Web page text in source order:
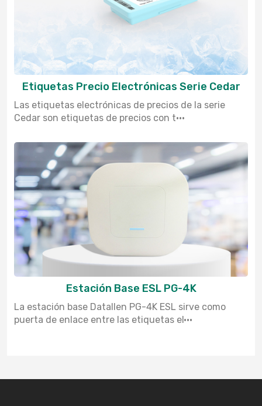
Etiquetas Precio Electrónicas Serie Cedar
Las etiquetas electrónicas de precios de la serie
Cedar son etiquetas de precios con t···
Estación Base ESL PG-4K
La estación base Datallen PG-4K ESL sirve como
puerta de enlace entre las etiquetas el···